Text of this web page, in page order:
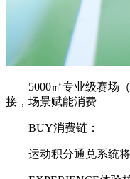
5000㎡专业级赛场
接，场景赋能消费
BUY消费链：
运动积分通兑系统